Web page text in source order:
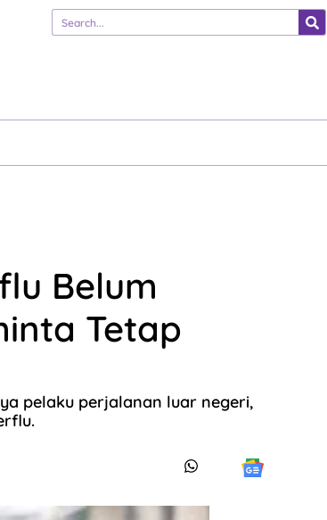
Belum
Tetap
pelaku perjalanan luar negeri,